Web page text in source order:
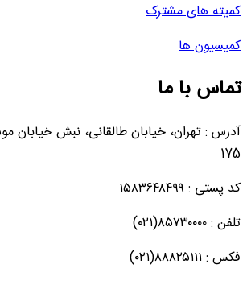
کمیته های مشترک
کمیسیون ها
تماس با ما
آدرس : تهران، خیابان طالقانی، نبش
175
کد پستی : ۱۵۸۳۶۴۸۴۹۹
تلفن : ۸۵۷۳۰۰۰۰(۰۲۱)
فکس : ۸۸۸۲۵۱۱۱(۰۲۱)